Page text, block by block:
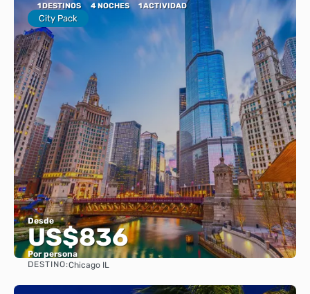
1 DESTINOS 4 NOCHES 1 ACTIVIDAD
City Pack
Desde
US$836
Por persona
DESTINO:Chicago IL